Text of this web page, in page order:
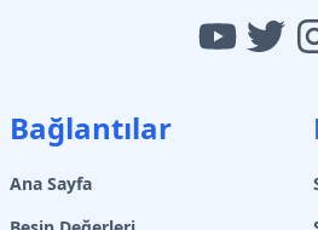
Bağlantılar
Ana Sayfa